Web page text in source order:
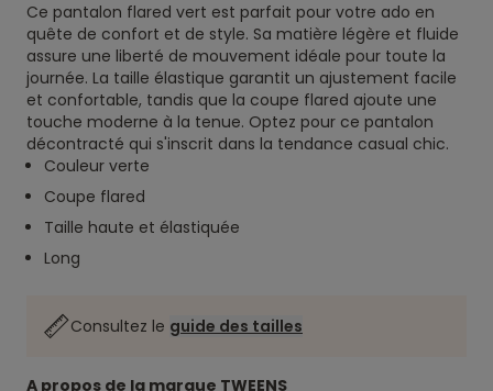
Ce pantalon flared vert est parfait pour votre ado en
quête de confort et de style. Sa matière légère et fluide
assure une liberté de mouvement idéale pour toute la
journée. La taille élastique garantit un ajustement facile
et confortable, tandis que la coupe flared ajoute une
touche moderne à la tenue. Optez pour ce pantalon
décontracté qui s'inscrit dans la tendance casual chic.
Couleur verte
Coupe flared
Taille haute et élastiquée
Long
Consultez le guide des tailles
A propos de la marque TWEENS